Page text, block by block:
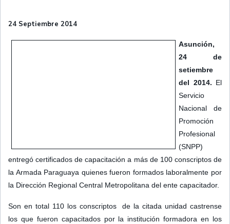
24 Septiembre 2014
Asunción,
24 de
setiembre
del 2014. El
Servicio
Nacional de
Promoción
Profesional
(SNPP)
entregó certificados de capacitación a más de 100 conscriptos de
la Armada Paraguaya quienes fueron formados laboralmente por
la Dirección Regional Central Metropolitana del ente capacitador.
Son en total 110 los conscriptos de la citada unidad castrense
los que fueron capacitados por la institución formadora en los